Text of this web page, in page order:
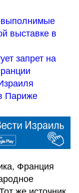
выставке в
запрет на
Париже
Франция